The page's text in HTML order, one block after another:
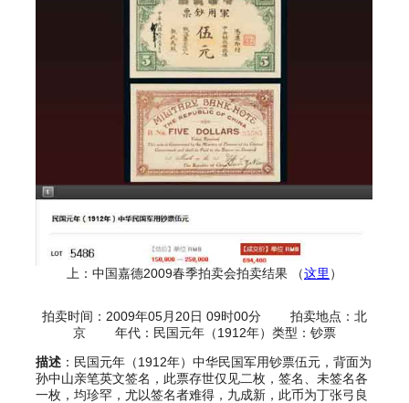
上：中国嘉德2009春季拍卖会拍卖结果 （这里 ）
拍卖时间：2009年05月20日 09时00分 拍卖地点：北
京 年代：民国元年（1912年）类型：钞票
描述 ：民国元年（1912年）中华民国军用钞票伍元，背面为
孙中山亲笔英文签名，此票存世仅见二枚，签名、未签名各
一枚，均珍罕，尤以签名者难得，九成新，此币为丁张弓良